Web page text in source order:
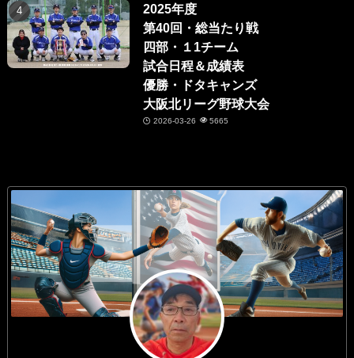
2025年度
第40回・総当たり戦
四部・１1チーム
試合日程＆成績表
優勝・ドタキャンズ
大阪北リーグ野球大会
2026-03-26 5665